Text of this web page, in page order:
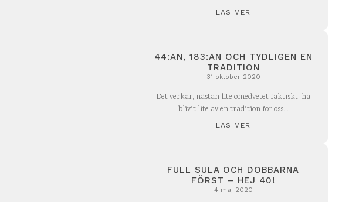
LÄS MER
44:AN, 183:AN OCH TYDLIGEN EN
TRADITION
31 oktober 2020
Det verkar, nästan lite omedvetet faktiskt, ha
blivit lite av en tradition för oss...
LÄS MER
FULL SULA OCH DOBBARNA
FÖRST – HEJ 40!
4 maj 2020